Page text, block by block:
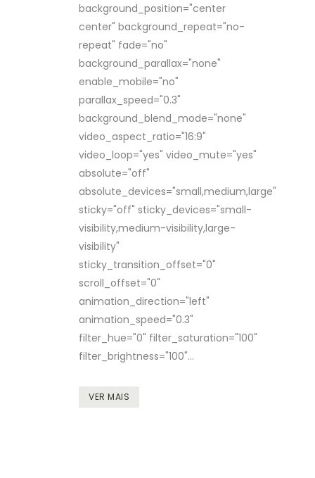
background_position="center
center" background_repeat="no-
repeat" fade="no"
background_parallax="none"
enable_mobile="no"
parallax_speed="0.3"
background_blend_mode="none"
video_aspect_ratio="16:9"
video_loop="yes" video_mute="yes"
absolute="off"
absolute_devices="small,medium,large"
sticky="off" sticky_devices="small-
visibility,medium-visibility,large-
visibility"
sticky_transition_offset="0"
scroll_offset="0"
animation_direction="left"
animation_speed="0.3"
filter_hue="0" filter_saturation="100"
filter_brightness="100"...
VER MAIS